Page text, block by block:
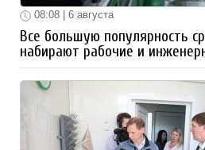
08:08 | 6 августа
Все большую популярность
набирают рабочие и